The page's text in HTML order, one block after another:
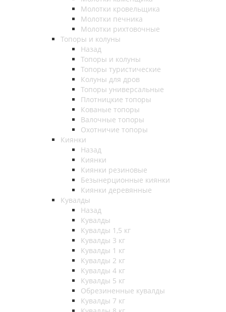
Молотки кровельщика
Молотки печника
Молотки рихтовочные
Топоры и колуны
Назад
Топоры и колуны
Топоры туристические
Колуны для дров
Топоры универсальные
Плотницкие топоры
Кованые топоры
Валочные топоры
Охотничие топоры
Киянки
Назад
Киянки
Киянки резиновые
Безынерционные киянки
Киянки деревянные
Кувалды
Назад
Кувалды
Кувалды 1,5 кг
Кувалды 3 кг
Кувалды 1 кг
Кувалды 2 кг
Кувалды 4 кг
Кувалды 5 кг
Обрезиненные кувалды
Кувалды 7 кг